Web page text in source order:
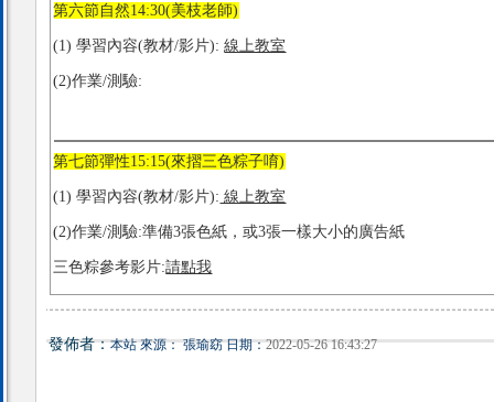
第六節自然14:30(美枝老師)
(1) 學習內容(教材/影片):線上教室
(2)作業/測驗:
第七節彈性15:15(來摺三色粽子唷)
(1) 學習內容(教材/影片): 線上教室
(2)作業/測驗:準備3張色紙，或3張一樣大小的廣告紙
三色粽參考影片:請點我
發佈者：本站 來源： 張瑜窈 日期：2022-05-26 16:43:27